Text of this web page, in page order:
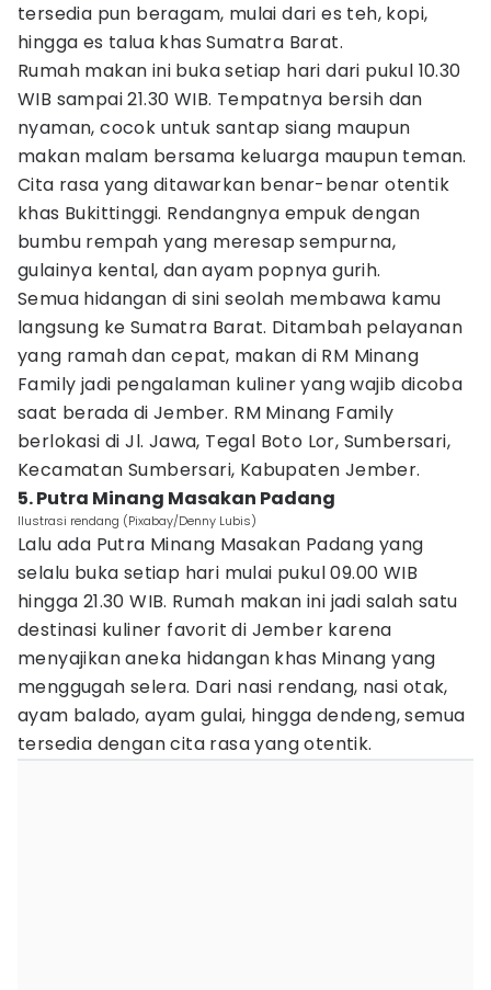
tersedia pun beragam, mulai dari es teh, kopi,
hingga es talua khas Sumatra Barat.
Rumah makan ini buka setiap hari dari pukul 10.30
WIB sampai 21.30 WIB. Tempatnya bersih dan
nyaman, cocok untuk santap siang maupun
makan malam bersama keluarga maupun teman.
Cita rasa yang ditawarkan benar-benar otentik
khas Bukittinggi. Rendangnya empuk dengan
bumbu rempah yang meresap sempurna,
gulainya kental, dan ayam popnya gurih.
Semua hidangan di sini seolah membawa kamu
langsung ke Sumatra Barat. Ditambah pelayanan
yang ramah dan cepat, makan di RM Minang
Family jadi pengalaman kuliner yang wajib dicoba
saat berada di Jember. RM Minang Family
berlokasi di Jl. Jawa, Tegal Boto Lor, Sumbersari,
Kecamatan Sumbersari, Kabupaten Jember.
5. Putra Minang Masakan Padang
Ilustrasi rendang (Pixabay/Denny Lubis)
Lalu ada Putra Minang Masakan Padang yang
selalu buka setiap hari mulai pukul 09.00 WIB
hingga 21.30 WIB. Rumah makan ini jadi salah satu
destinasi kuliner favorit di Jember karena
menyajikan aneka hidangan khas Minang yang
menggugah selera. Dari nasi rendang, nasi otak,
ayam balado, ayam gulai, hingga dendeng, semua
tersedia dengan cita rasa yang otentik.